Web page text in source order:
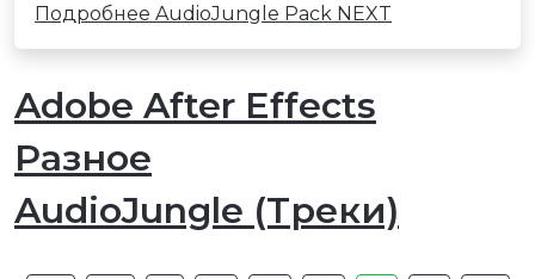
Подробнее AudioJungle Pack NEXT
Adobe After Effects
Разное
AudioJungle (Треки)